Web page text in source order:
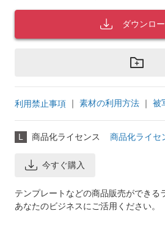
ダウンロ
利用禁止事項 ｜ 素材の利用方法 ｜ 被
L 商品化ライセンス 商品化ライセ
今すぐ購入
テンプレートなどの商品販売ができる
あなたのビジネスにご活用ください。